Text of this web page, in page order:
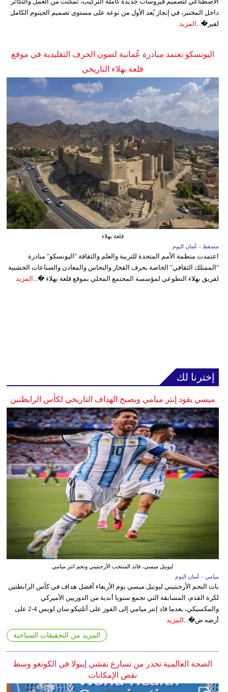
داخل المختبر، في إنجاز يُعد الأول من نوعه على مستوى تصميم الجينوم الكامل
لفير�... المزيد
اليونسكو تعتمد مبادرة عُمانية لصون الحرف التقليدية في موقع
قلعة بهلاء التاريخي
قلعة بهلاء
مسقط - عُمان اليوم
اعتمدت منظمة الأمم المتحدة للتربية والعلم والثقافة "اليونسكو" مبادرة
"الممتلك الثقافي" الخاصة بحرف الفخار والنحاس والمعادن والصناعات الخشبية
لفريق بهلاء التطوعي لمؤسسة المجتمع المحلي بموقع قلعة بهلاء �... المزيد
إخترنا لك
ميسي يقود إنتر ميامي ويصبح الهداف التاريخي لكأس الرابطتين
ليونيل ميسي، قائد المنتخب الأرجنتيني ونجم انتر ميامي
ميامي - عُمان اليوم
بات النجم الأرجنتيني ليونيل ميسي يوم الأربعاء أفضل هداف في كأس الرابطتين
لكرة القدم، المسابقة التي تجمع سنويا أندية من الدوريين الأميركي
والمكسيكي، بعدما قاد إنتر ميامي إلى الفوز على أتلتيكو سان لويس 4-2 على
أرضه ض�...
المزيد
المزيد من التحقيقات السياحية
الصحة العالمية تحذر من تسارع تفشي إيبولا في الكونغو وسط
نقص الإمكانات